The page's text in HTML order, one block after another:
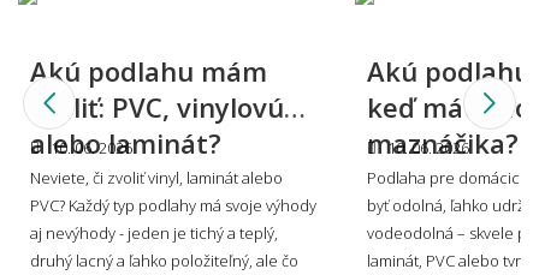
Akú podlahu mám
zvoliť: PVC, vinylovú
alebo laminát?
10. 06. 2026
Neviete, či zvoliť vinyl, laminát alebo
PVC? Každý typ podlahy má svoje výhody
aj nevýhody - jeden je tichý a teplý,
druhý lacný a ľahko položiteľný, ale čo
Akú podlahu
keď máte
maznáčika?
10. 06. 2026
Podlaha pre domácich
byť odolná, ľahko
vodeodolná – skvele
laminát, PVC alebo